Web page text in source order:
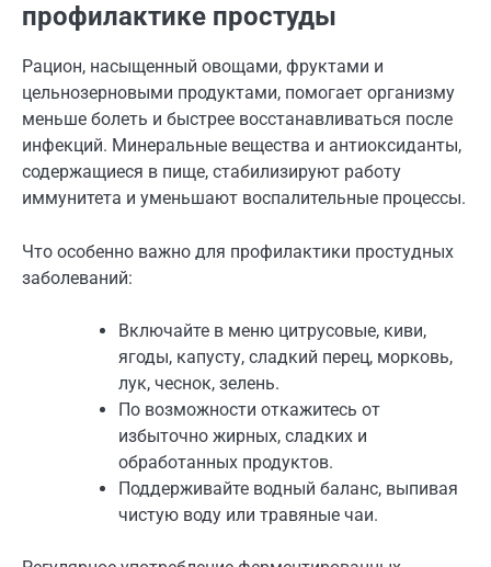
профилактике простуды
Рацион, насыщенный овощами, фруктами и
цельнозерновыми продуктами, помогает организму
меньше болеть и быстрее восстанавливаться после
инфекций. Минеральные вещества и антиоксиданты,
содержащиеся в пище, стабилизируют работу
иммунитета и уменьшают воспалительные процессы.
Что особенно важно для профилактики простудных
заболеваний:
Включайте в меню цитрусовые, киви,
ягоды, капусту, сладкий перец, морковь,
лук, чеснок, зелень.
По возможности откажитесь от
избыточно жирных, сладких и
обработанных продуктов.
Поддерживайте водный баланс, выпивая
чистую воду или травяные чаи.